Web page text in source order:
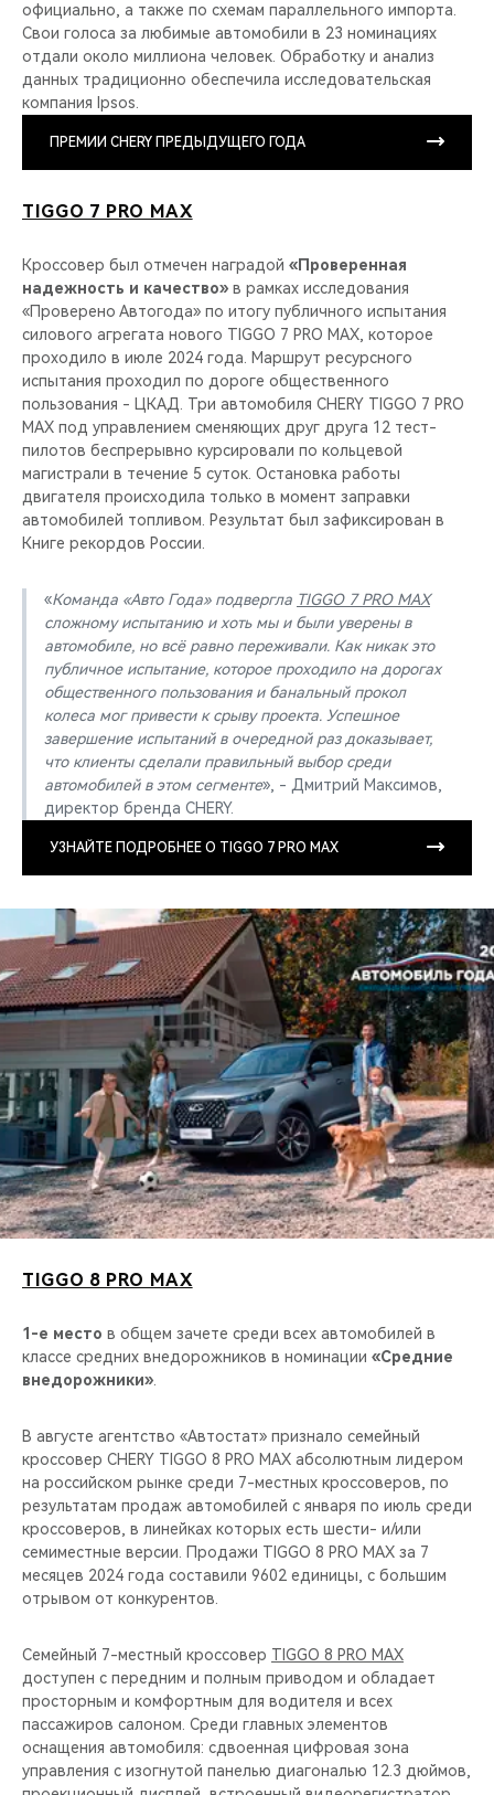
официально, а также по схемам параллельного импорта.
Свои голоса за любимые автомобили в 23 номинациях
отдали около миллиона человек. Обработку и анализ
данных традиционно обеспечила исследовательская
компания Ipsos.
ПРЕМИИ CHERY ПРЕДЫДУЩЕГО ГОДА
TIGGO 7 PRO MAX
Кроссовер был отмечен наградой «Проверенная
надежность и качество» в рамках исследования
«Проверено Автогода» по итогу публичного испытания
силового агрегата нового TIGGO 7 PRO MAX, которое
проходило в июле 2024 года. Маршрут ресурсного
испытания проходил по дороге общественного
пользования - ЦКАД. Три автомобиля CHERY TIGGO 7 PRO
MAX под управлением сменяющих друг друга 12 тест-
пилотов беспрерывно курсировали по кольцевой
магистрали в течение 5 суток. Остановка работы
двигателя происходила только в момент заправки
автомобилей топливом. Результат был зафиксирован в
Книге рекордов России.
«Команда «Авто Года» подвергла TIGGO 7 PRO MAX
сложному испытанию и хоть мы и были уверены в
автомобиле, но всё равно переживали. Как никак это
публичное испытание, которое проходило на дорогах
общественного пользования и банальный прокол
колеса мог привести к срыву проекта. Успешное
завершение испытаний в очередной раз доказывает,
что клиенты сделали правильный выбор среди
автомобилей в этом сегменте», - Дмитрий Максимов,
директор бренда CHERY.
УЗНАЙТЕ ПОДРОБНЕЕ О TIGGO 7 PRO MAX
TIGGO 8 PRO MAX
1-е место в общем зачете среди всех автомобилей в
классе средних внедорожников в номинации «Средние
внедорожники»
В августе агентство «Автостат» признало семейный
кроссовер CHERY TIGGO 8 PRO MAX абсолютным лидером
на российском рынке среди 7-местных кроссоверов, по
результатам продаж автомобилей с января по июль среди
кроссоверов, в линейках которых есть шести- и/или
семиместные версии. Продажи TIGGO 8 PRO MAX за 7
месяцев 2024 года составили 9602 единицы, с большим
отрывом от конкурентов.
Семейный 7-местный кроссовер TIGGO 8 PRO MAX
доступен с передним и полным приводом и обладает
просторным и комфортным для водителя и всех
пассажиров салоном. Среди главных элементов
оснащения автомобиля: сдвоенная цифровая зона
управления с изогнутой панелью диагональю 12.3 дюймов,